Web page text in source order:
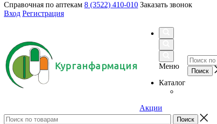
Справочная по аптекам 8 (3522) 410-010 Заказать звонок
Вход Регистрация
Курганфармация
Меню
Каталог
Акции